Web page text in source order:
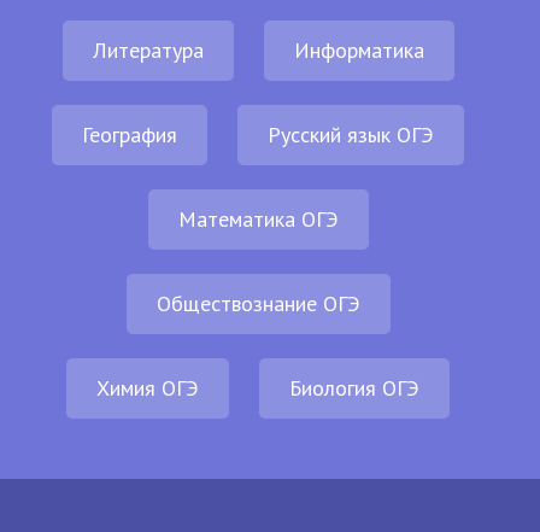
Литература Информатика
География Русский язык ОГЭ
Математика ОГЭ
Обществознание ОГЭ
Химия ОГЭ Биология ОГЭ